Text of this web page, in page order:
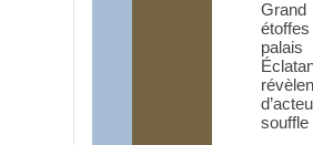
souffle